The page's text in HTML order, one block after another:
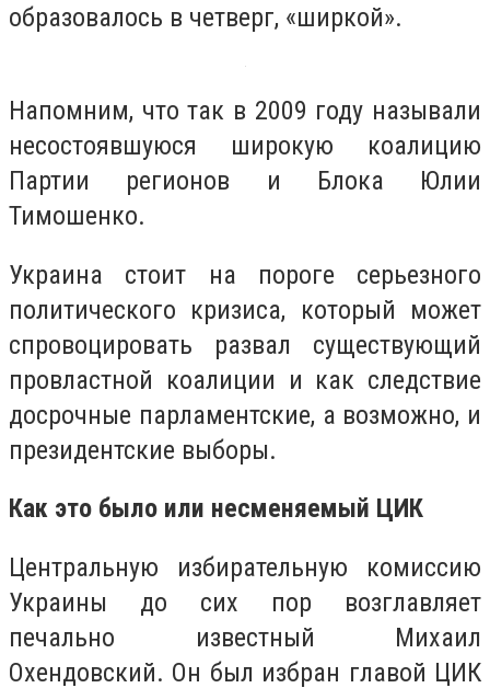
образовалось в четверг, «ширкой».
Напомним, что так в 2009 году называли
несостоявшуюся широкую коалицию
Партии регионов и Блока Юлии
Тимошенко.
Украина стоит на пороге серьезного
политического кризиса, который может
спровоцировать развал существующий
провластной коалиции и как следствие
досрочные парламентские, а возможно, и
президентские выборы.
Как это было или несменяемый ЦИК
Центральную избирательную комиссию
Украины до сих пор возглавляет
печально известный Михаил
Охендовский. Он был избран главой ЦИК